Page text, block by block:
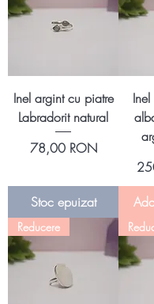
Inel argint cu piatre
Labradorit natural
Preț
78,00 RON
Stoc epuizat
Preț
Reducere